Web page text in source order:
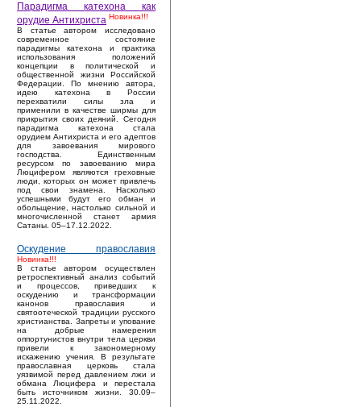
Парадигма катехона как
орудие Антихриста Новинка!!!
В статье автором исследовано
современное состояние
парадигмы катехона и практика
использования положений
концепции в политической и
общественной жизни Российской
Федерации. По мнению автора,
идею катехона в России
перехватили силы зла и
применили в качестве ширмы для
прикрытия своих деяний. Сегодня
парадигма катехона стала
орудием Антихриста и его адептов
для завоевания мирового
господства. Единственным
ресурсом по завоеванию мира
Люцифером являются греховные
люди, которых он может привлечь
под свои знамена. Насколько
успешными будут его обман и
обольщение, настолько сильной и
многочисленной станет армия
Сатаны. 05–17.12.2022.
Оскудение православия
Новинка!!!
В статье автором осуществлен
ретроспективный анализ событий
и процессов, приведших к
оскудению и трансформации
канонов православия и
святоотеческой традиции русского
христианства. Запреты и упование
на добрые намерения
оппортунистов внутри тела церкви
привели к закономерному
искажению учения. В результате
православная церковь стала
уязвимой перед давлением лжи и
обмана Люцифера и перестала
быть источником жизни. 30.09–
25.11.2022.